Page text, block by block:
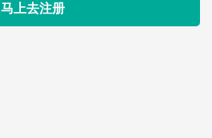
马上去注册